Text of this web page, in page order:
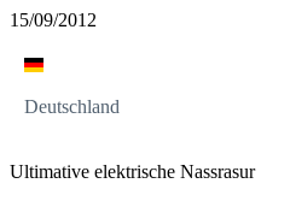
15/09/2012
Deutschland
Ultimative elektrische Nassrasur